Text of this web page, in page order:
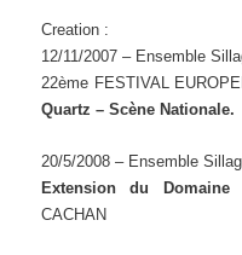
Creation :
12/11/2007 – Ensemble
22ème FESTIVAL
Quartz – Scène Nationale.
20/5/2008 – Ensemble
Extension du
CACHAN